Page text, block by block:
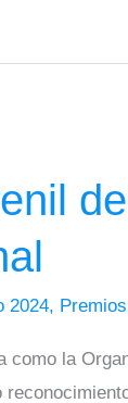
2024, Premios
como la